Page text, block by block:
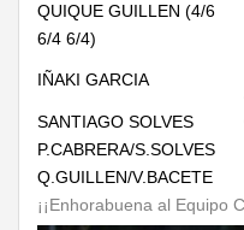
QUIQUE GUILLEN (4/6
6/4 6/4)
IÑAKI GARCIA
SANTIAGO SOLVES
P.CABRERA/S.SOLVES
Q.GUILLEN/V.BACETE
¡¡Enhorabuena al Equipo